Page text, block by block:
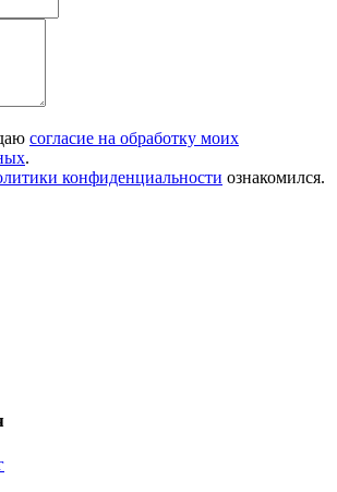
согласие на обработку моих
.
конфиденциальности ознакомился.